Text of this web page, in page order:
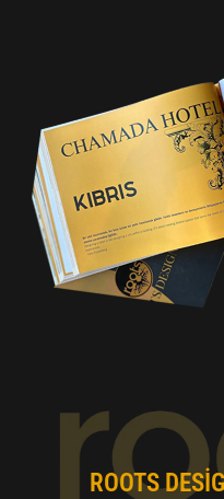
ROOTS